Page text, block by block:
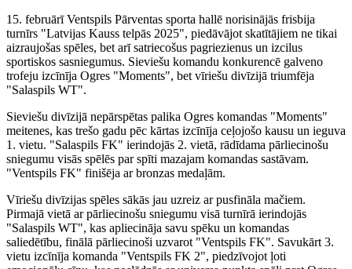
15. februārī Ventspils Pārventas sporta hallē norisinājās frisbija
turnīrs "Latvijas Kauss telpās 2025", piedāvājot skatītājiem ne tikai
aizraujošas spēles, bet arī satriecošus pagriezienus un izcilus
sportiskos sasniegumus. Sieviešu komandu konkurencē galveno
trofeju izcīnīja Ogres "Moments", bet vīriešu divīzijā triumfēja
"Salaspils WT".
Sieviešu divīzijā nepārspētas palika Ogres komandas "Moments"
meitenes, kas trešo gadu pēc kārtas izcīnīja ceļojošo kausu un ieguva
1. vietu. "Salaspils FK" ierindojās 2. vietā, rādīdama pārliecinošu
sniegumu visās spēlēs par spīti mazajam komandas sastāvam.
"Ventspils FK" finišēja ar bronzas medaļām.
Vīriešu divīzijas spēles sākās jau uzreiz ar pusfināla mačiem.
Pirmajā vietā ar pārliecinošu sniegumu visā turnīrā ierindojās
"Salaspils WT", kas apliecināja savu spēku un komandas
saliedētību, finālā pārliecinoši uzvarot "Ventspils FK". Savukārt 3.
vietu izcīnīja komanda "Ventspils FK 2", piedzīvojot ļoti